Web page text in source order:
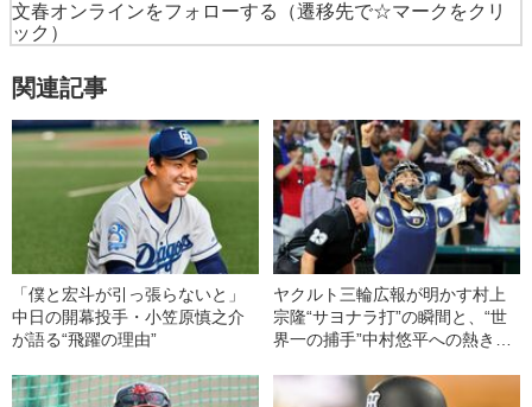
文春オンラインをフォローする
（遷移先で☆マークをクリ
ック）
関連記事
「僕と宏斗が引っ張らないと」
中日の開幕投手・小笠原慎之介
が語る“飛躍の理由”
ヤクルト三輪広報が明かす村上
宗隆“サヨナラ打”の瞬間と、“世
界一の捕手”中村悠平への熱き思